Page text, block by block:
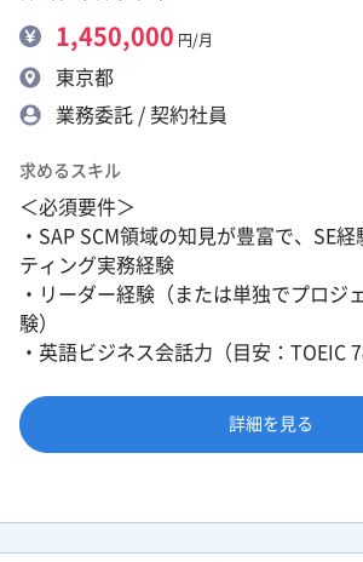
1,450,000 円/月
東京都
業務委託 / 契約社員
求めるスキル
＜必須要件＞
・SAP SCM領域の知見が豊富で、SE
ティング実務経験
・リーダー経験（または単独でプロジ
験）
・英語ビジネス会話力（目安：TOEIC
詳細を見る